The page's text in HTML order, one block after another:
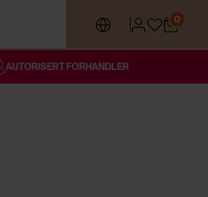
0
AUTORISERT FORHANDLER